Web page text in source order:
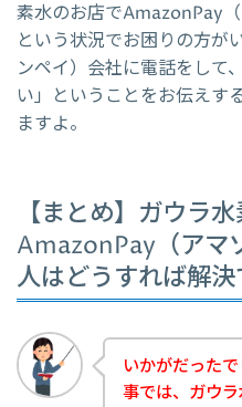
素水のお店でAmazonPay（
という状況でお困りの方が
ンペイ）会社に電話をして
い」ということをお伝えす
ますよ。
【まとめ】ガウラ
AmazonPay（アマ
人はどうすれば解決
いかがだった
事では、ガウ